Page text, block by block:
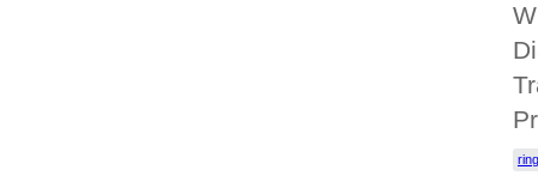
ring